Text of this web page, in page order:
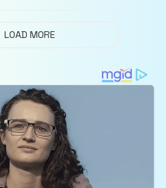
LOAD MORE